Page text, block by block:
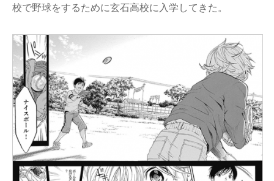
校で野球をするために玄石高校に入学してきた。